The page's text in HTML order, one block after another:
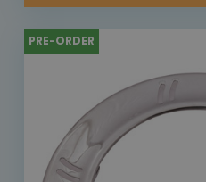
PRE-ORDER